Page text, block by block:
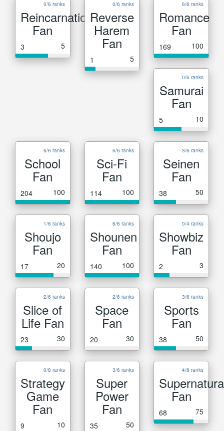
0/6 ranks
Reincarnation
Fan
3 5
0/6 ranks
Reverse
Harem
Fan
1 5
6/6 ranks
Romance
Fan
169 100
0/6 ranks
Samurai
Fan
5 10
6/6 ranks
School
Fan
204 100
6/6 ranks
Sci-Fi
Fan
114 100
3/6 ranks
Seinen
Fan
38 50
1/6 ranks
Shoujo
Fan
17 20
6/6 ranks
Shounen
Fan
140 100
0/4 ranks
Showbiz
Fan
2 3
2/6 ranks
Slice of
Life Fan
23 30
2/6 ranks
Space
Fan
20 30
3/6 ranks
Sports
Fan
38 50
0/8 ranks
Strategy
Game
Fan
9 10
3/6 ranks
Super
Power
Fan
35 50
4/6 ranks
Fan
68 75